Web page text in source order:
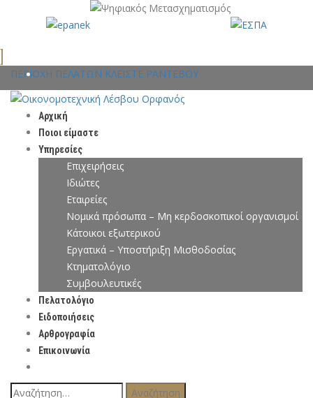
ΠΕΡΙΟΧΗ ΠΕΛΑΤΩΝ ΚΛΕΙΣΤΕ ΡΑΝΤΕΒΟΥ
Αρχική
Ποιοι είμαστε
Υπηρεσίες
Επιχειρήσεις
Ιδιώτες
Εταιρείες
Νομικά πρόσωπα – Μη κερδοσκοπικοί οργανισμοί
Κάτοικοι εξωτερικού
Εργατικά – Υποστήριξη Μισθοδοσίας
Κτηματολόγιο
Συμβουλευτικές
Πελατολόγιο
Ειδοποιήσεις
Αρθρογραφία
Επικοινωνία
Αναζήτηση